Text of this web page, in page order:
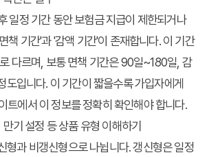
일정 기간 동안 보험금 지급이 제한되거나
책 기간'과 '감액 기간'이 존재합니다. 이 기간
다르며, 보통 면책 기간은 90일~180일, 감
도입니다. 이 기간이 짧을수록 가입자에게
트에서 이 정보를 정확히 확인해야 합니다.
기 설정 등 상품 유형 이해하기
형과 비갱신형으로 나뉩니다. 갱신형은 일정